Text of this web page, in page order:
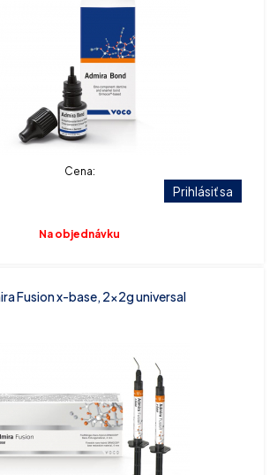
Cena:
Prihlásiť sa
Na objednávku
Fusion x-base, 2x2g universal